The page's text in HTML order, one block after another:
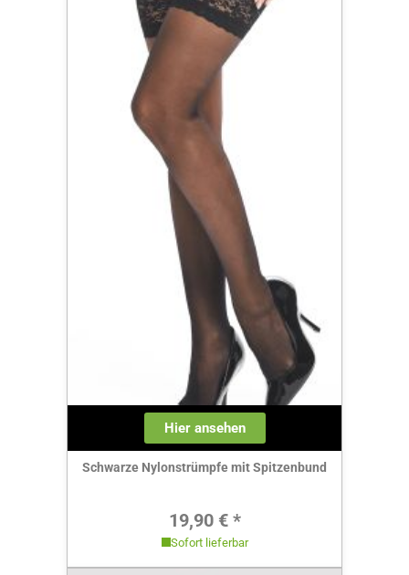
Hier ansehen
Schwarze Nylonstrümpfe mit Spitzenbund
Regulärer Preis:
19,90 € *
Sofort lieferbar